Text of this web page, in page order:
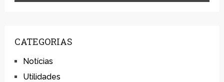
CATEGORIAS
Notícias
Utilidades